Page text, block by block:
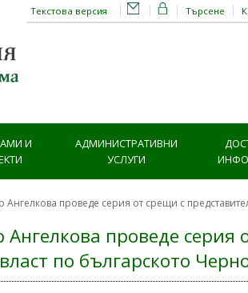
Търсене
Текстова версия
И
АДМИНИСТРАТИВНИ
УСЛУГИ
Ангелкова проведе серия от срещи с
проведе
по българското